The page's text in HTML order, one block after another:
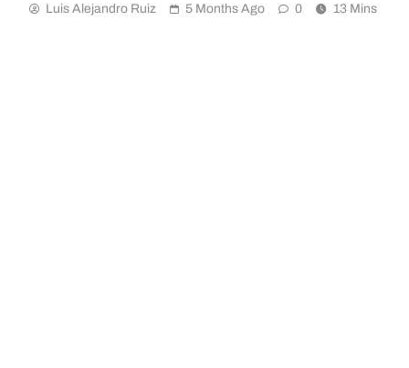
Luis Alejandro Ruiz 5 Months Ago 0 13 Mins